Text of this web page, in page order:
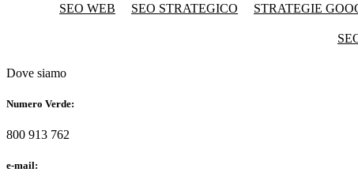
SEO WEB SEO STRATEGICO STRATEGIE
Dove siamo
Numero Verde:
800 913 762
e-mail: